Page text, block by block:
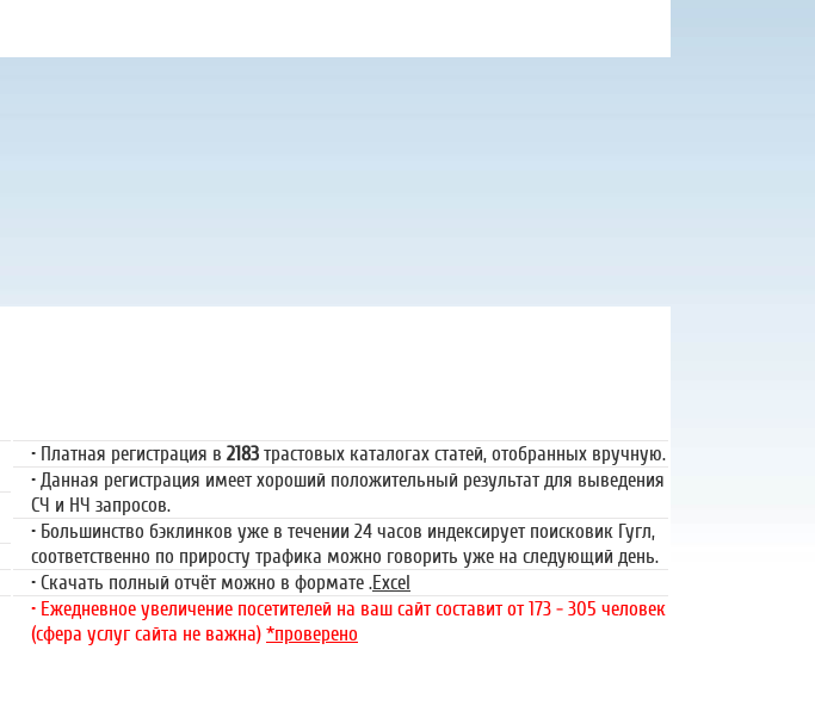
• Платная регистрация в 2183трастовых каталогах статей, отобранных вручную.
• Данная регистрация имеет хороший положительный результат для выведения
СЧ и НЧ запросов.
• Большинство бэклинков уже в течении 24 часов индексирует поисковик Гугл,
соответственно по приросту трафика можно говорить уже на следующий день.
• Скачать полный отчёт можно в формате .Excel
• Ежедневное увеличение посетителей на ваш сайт составит от 173 - 305 человек
(сфера услуг сайта не важна)*проверено